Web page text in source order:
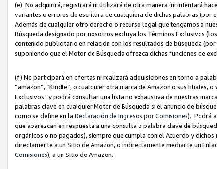
(e) No adquirirá, registrará ni utilizará de otra manera (ni intentará
variantes o errores de escritura de cualquiera de dichas palabras (por
Además de cualquier otro derecho o recurso legal que tengamos a
Búsqueda designado por nosotros excluya los Términos Exclusivos
contenido publicitario en relación con los resultados de búsqueda
suponiendo que el Motor de Búsqueda ofrezca dichas funciones de
(f) No participará en ofertas ni realizará adquisiciones en torno a
“amazon”, “Kindle”, o cualquier otra marca de Amazon o sus filiales,
Exclusivos” y podrá consultar una lista no exhaustiva de nuestras
palabras clave en cualquier Motor de Búsqueda si el anuncio de
como se define en la Declaración de Ingresos por Comisiones). Podrá
que aparezcan en respuesta a una consulta o palabra clave de
orgánicos o no pagados), siempre que cumpla con el Acuerdo y
directamente a un Sitio de Amazon, o indirectamente mediante un
Comisiones), a un Sitio de Amazon.